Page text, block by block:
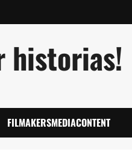
historias!
FILMAKERSMEDIACONTENT